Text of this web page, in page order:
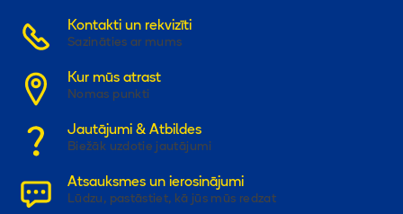
Kontakti un rekvizīti
Sazināties ar mums
Kur mūs atrast
Nomas punkti
Jautājumi & Atbildes
Biežāk uzdotie jautājumi
Atsauksmes un ierosinājumi
Lūdzu, pastāstiet, kā jūs mūs redzat